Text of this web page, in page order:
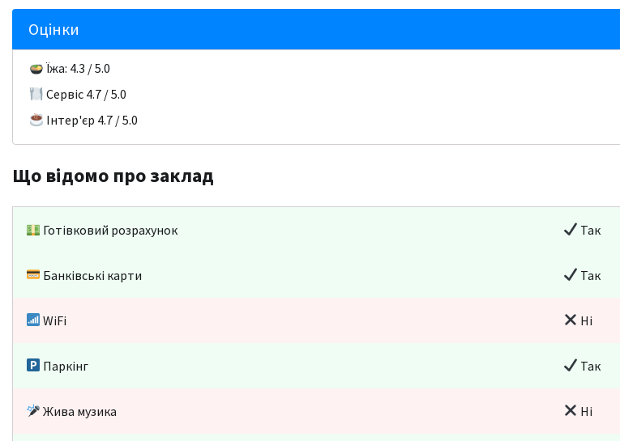
Оцінки
Їжа: 4.3 / 5.0
Сервіс 4.7 / 5.0
Інтер'єр 4.7 / 5.0
Що відомо про заклад
Готівковий розрахунок Так
Банківські карти Так
WiFi Ні
Паркінг Так
Жива музика Ні